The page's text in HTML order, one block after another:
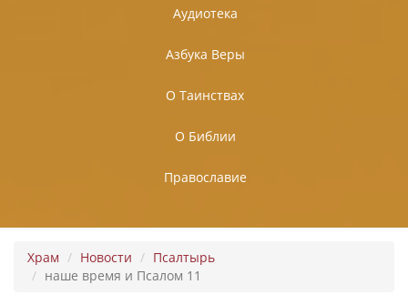
Аудиотека
Азбука Веры
О Таинствах
О Библии
Православие
Храм Новости
Псалтырь
наше время и Псалом 11